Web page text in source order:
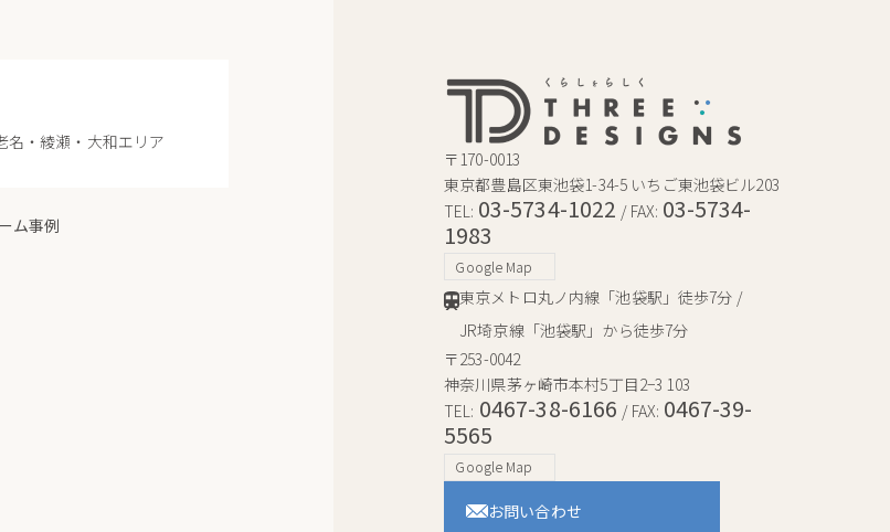
名・綾瀬・大和エリア
ム事例
〒170-0013
東京都豊島区東池袋1-34-5 いちご東池袋ビル203
TEL: 03-5734-1022 / FAX: 03-5734-
1983
Google Map
東京メトロ丸ノ内線「池袋駅」徒歩7分 /
JR埼京線「池袋駅」から徒歩7分
〒253-0042
神奈川県茅ヶ崎市本村5丁目2−3 103
TEL: 0467-38-6166 / FAX: 0467-39-
5565
Google Map
お問い合わせ